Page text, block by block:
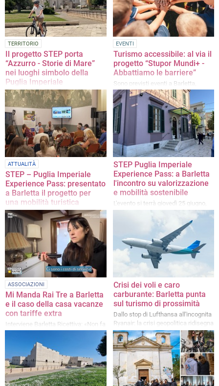
TERRITORIO
Il progetto STEP porta
“Azzurro - Storie di Mare”
nei luoghi simbolo della
Puglia Imperiale
Beppe Convertini e le troupe Rai nei
Comuni del progetto per raccontare
paesaggi, cultura, identità e
patrimonio turistico del territorio
EVENTI
Turismo accessibile: al via il
progetto “Stupor Mundi+ -
Abbattiamo le barriere”
Sono previsti eventi a Barletta,
Canosa e Spinazzola
ATTUALITÀ
STEP – Puglia Imperiale
Experience Pass: presentato
a Barletta il progetto per
una mobilità turistica
integrata
Il progetto punta a costruire una
destinazione turistica connessa,
sostenibile e competitiva
STEP Puglia Imperiale
Experience Pass: a Barletta
l'incontro su valorizzazione
e mobilità sostenibile
L'evento si terrà giovedì 25 giugno,
dalle ore 10 alle ore 13, presso la
Biblioteca Ex Cantina Sperimentale -
Palazzina Reichlin di Barletta
ASSOCIAZIONI
Mi Manda Rai Tre a Barletta
e il caso della casa vacanze
con tariffe extra
Interviene Barletta Ricettiva: «Non fa
Disponibili a offrire un soggiorno in
città alla turista coinvolta»
Crisi dei voli e caro
carburante: Barletta punta
sul turismo di prossimità
Dallo stop di Lufthansa all'incognita
Ryanair: la crisi geopolitica ridisegna
i flussi turistici, ma gli operatori
restano positivi